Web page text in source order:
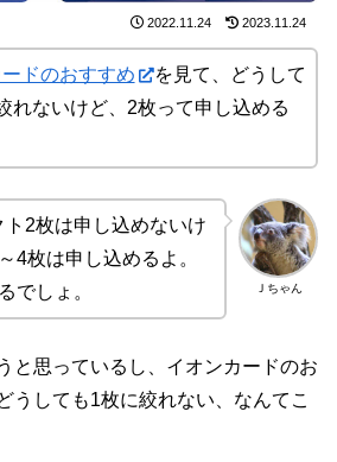
2022.11.24 2023.11.24
ドのおすすめ
を見て、どうして
れないけど、2枚って申し込める
Ｊちゃん
2枚は申し込めないけ
4枚は申し込めるよ。
でしょ。
と思っているし、イオンカードのお
うしても1枚に絞れない、なんてこ